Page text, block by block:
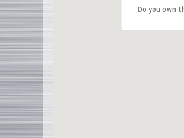
Do you own